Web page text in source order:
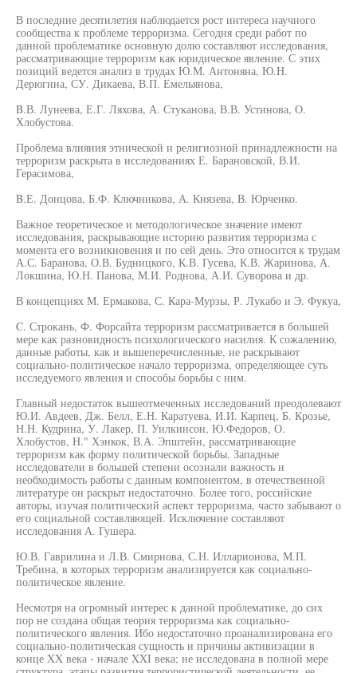
В последние десятилетия наблюдается рост интереса научного
сообщества к проблеме терроризма. Сегодня среди работ по
данной проблематике основную долю составляют исследования,
рассматривающие терроризм как юридическое явление. С этих
позиций ведется анализ в трудах Ю.М. Антоняна, Ю.Н.
Дерюгина, СУ. Дикаева, В.П. Емельянова,
B.В. Лунеева, Е.Г. Ляхова, А. Стуканова, В.В. Устинова, О.
Хлобустова.
Проблема влияния этнической и религиозной принадлежности на
терроризм раскрыта в исследованиях Е. Барановской, В.И.
Герасимова,
B.Е. Донцова, Б.Ф. Ключникова, А. Князева, В. Юрченко.
Важное теоретическое и методологическое значение имеют
исследования, раскрывающие историю развития терроризма с
момента его возникновения и по сей день. Это относится к трудам
А.С. Баранова, О.В. Будницкого, К.В. Гусева, К.В. Жаринова, А.
Локшина, Ю.Н. Панова, М.И. Роднова, А.И. Суворова и др.
В концепциях М. Ермакова, С. Кара-Мурзы, Р. Лукабо и Э. Фукуа,
C. Строкань, Ф. Форсайта терроризм рассматривается в большей
мере как разновидность психологического насилия. К сожалению,
данные работы, как и вышеперечисленные, не раскрывают
социально-политическое начало терроризма, определяющее суть
исследуемого явления и способы борьбы с ним.
Главный недостаток вышеотмеченных исследований преодолевают
Ю.И. Авдеев, Дж. Белл, Е.Н. Каратуева, И.И. Карпец, Б. Крозье,
Н.Н. Кудрина, У. Лакер, П. Уилкинсон, Ю.Федоров, О.
Хлобустов, Н." Хэнкок, В.А. Эпштейн, рассматривающие
терроризм как форму политической борьбы. Западные
исследователи в большей степени осознали важность и
необходимость работы с данным компонентом, в отечественной
литературе он раскрыт недостаточно. Более того, российские
авторы, изучая политический аспект терроризма, часто забывают о
его социальной составляющей. Исключение составляют
исследования А. Гушера.
Ю.В. Гаврилина и Л.В. Смирнова, С.Н. Илларионова, М.П.
Требина, в которых терроризм анализируется как социально-
политическое явление.
Несмотря на огромный интерес к данной проблематике, до сих
пор не создана общая теория терроризма как социально-
политического явления. Ибо недостаточно проанализирована его
социально-политическая сущность и причины активизации в
конце XX века - начале XXI века; не исследована в полной мере